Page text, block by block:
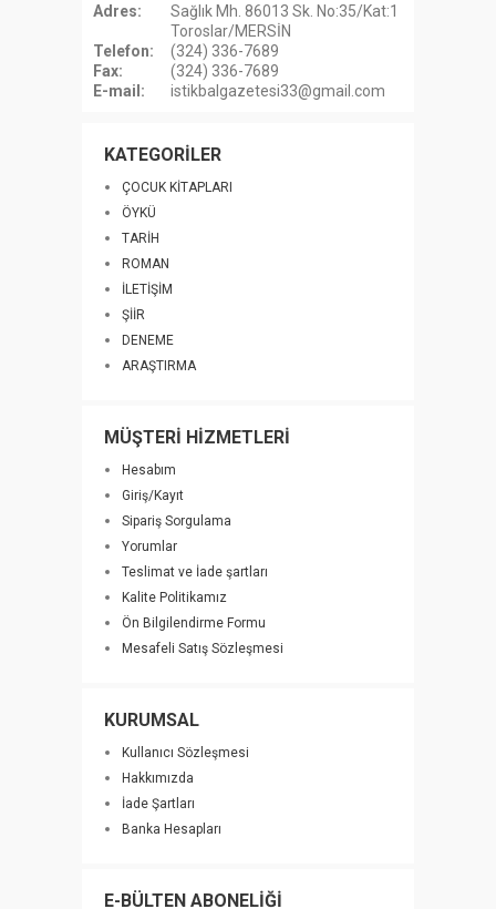
Adres:
Sağlık Mh. 86013 Sk. No:35/Kat:1
Toroslar/MERSİN
Telefon:
(324) 336-7689
Fax:
(324) 336-7689
E-mail:
istikbalgazetesi33@gmail.com
KATEGORİLER
ÇOCUK KİTAPLARI
ÖYKÜ
TARİH
ROMAN
İLETİŞİM
ŞİİR
DENEME
ARAŞTIRMA
MÜŞTERİ HİZMETLERİ
Hesabım
Giriş/Kayıt
Sipariş Sorgulama
Yorumlar
Teslimat ve İade şartları
Kalite Politikamız
Ön Bilgilendirme Formu
Mesafeli Satış Sözleşmesi
KURUMSAL
Kullanıcı Sözleşmesi
Hakkımızda
İade Şartları
Banka Hesapları
E-BÜLTEN ABONELİĞİ